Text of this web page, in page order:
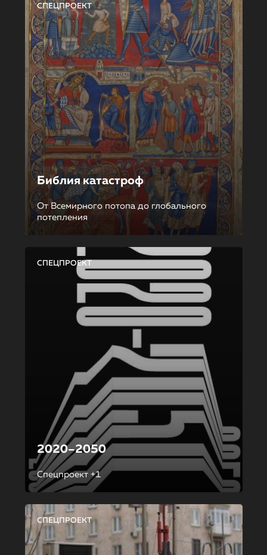
СПЕЦПРОЕКТ
Библия катастроф
От Всемирного потопа до глобального
потепления
СПЕЦПРОЕКТ
2020–2050
Спецпроект +1
СПЕЦПРОЕКТ